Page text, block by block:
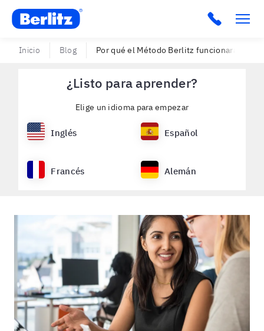
Berlitz Puerto Rico Click to
Inicio Blog Por qué el Método Berlitz funcionará para ti
¿Listo para aprender?
Elige un idioma para empezar
Inglés Español
Francés Alemán